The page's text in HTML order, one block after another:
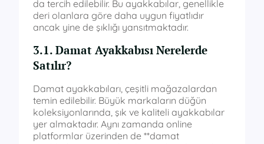
da tercih edilebilir. Bu ayakkabılar, genellikle
deri olanlara göre daha uygun fiyatlıdır
ancak yine de şıklığı yansıtmaktadır.
3.1. Damat Ayakkabısı Nerelerde
Satılır?
Damat ayakkabıları, çeşitli mağazalardan
temin edilebilir. Büyük markaların düğün
koleksiyonlarında, şık ve kaliteli ayakkabılar
yer almaktadır. Aynı zamanda online
platformlar üzerinden de **damat